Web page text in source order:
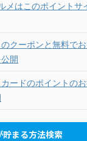
メはこのポイントサ
のクーポンと無料で
開
カードのポイントの
貯まる方法検索